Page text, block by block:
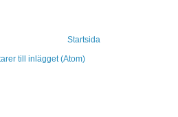
Startsida
till inlägget (Atom)